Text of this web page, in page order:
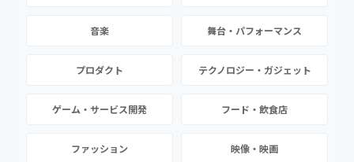
音楽 舞台・パフォーマンス
プロダクト テクノロジー・ガジェット
ゲーム・サービス開発 フード・飲食店
ファッション 映像・映画